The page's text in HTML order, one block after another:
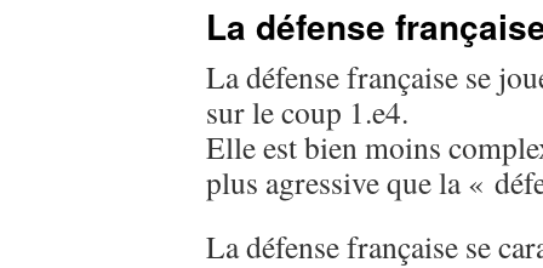
La défense
La défense française se
sur le coup 1.e4.
Elle est bien moins
plus agressive que la «
La défense française se